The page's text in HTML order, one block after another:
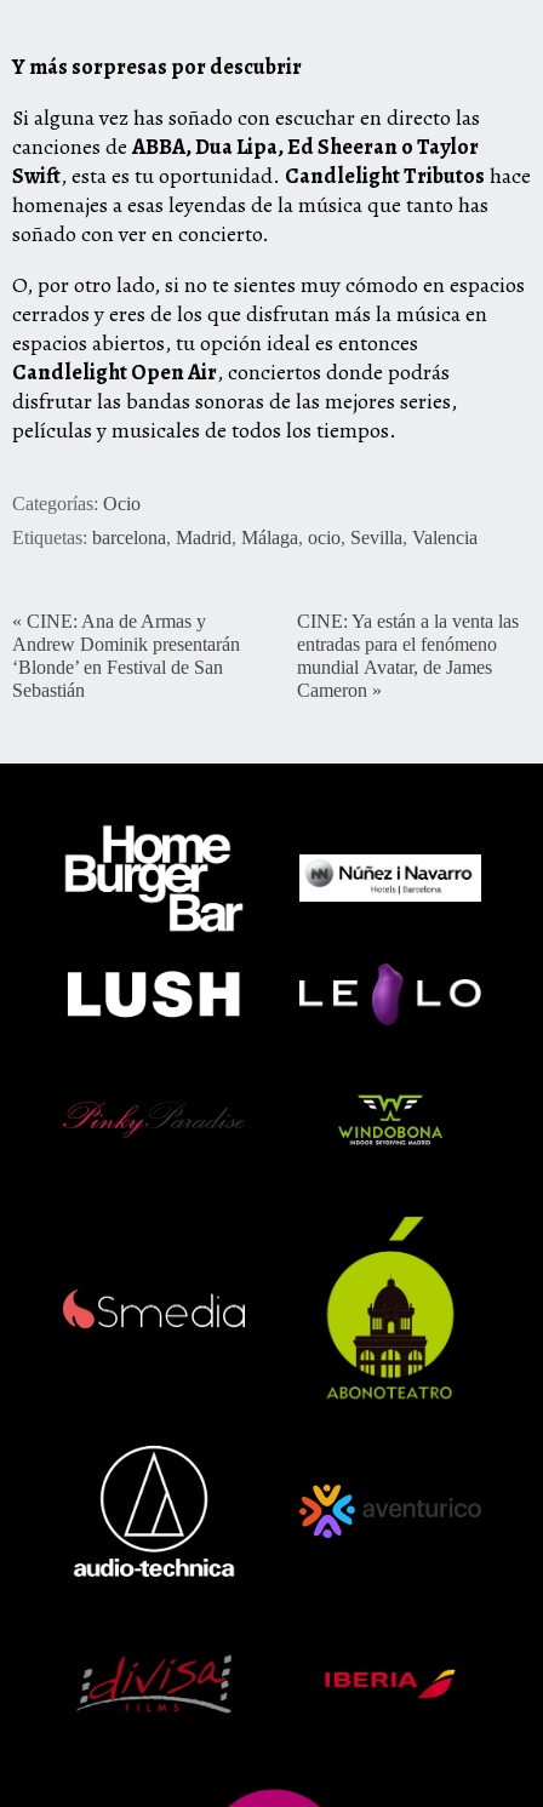
Y más sorpresas por descubrir
Si alguna vez has soñado con escuchar en directo las
canciones deABBA, Dua Lipa, Ed Sheeran o Taylor
Swift, esta es tu oportunidad. Candlelight Tributos hace
homenajes a esas leyendas de la música que tanto has
soñado con ver en concierto.
O, por otro lado, si no te sientes muy cómodo en espacios
cerrados y eres de los que disfrutan más la música en
espacios abiertos, tu opción ideal es entonces
Candlelight Open Air, conciertos donde podrás
disfrutar las bandas sonoras de las mejores series,
películas y musicales de todos los tiempos.
Categorías: Ocio
Etiquetas: barcelona, Madrid, Málaga, ocio, Sevilla, Valencia
« CINE: Ana de Armas y
Andrew Dominik presentarán
‘Blonde’ en Festival de San
Sebastián
CINE: Ya están a la venta las
entradas para el fenómeno
mundial Avatar, de James
Cameron »